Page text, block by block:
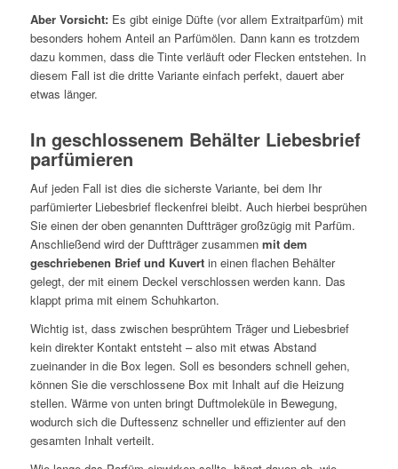
Aber Vorsicht:Es gibt einige Düfte (vor allem Extraitparfüm) mit
besonders hohem Anteil an Parfümölen. Dann kann es trotzdem
dazu kommen, dass die Tinte verläuft oder Flecken entstehen. In
diesem Fall ist die dritte Variante einfach perfekt, dauert aber
etwas länger.
In geschlossenem Behälter Liebesbrief
parfümieren
Auf jeden Fall ist dies die sicherste Variante, bei dem Ihr
parfümierter Liebesbrief fleckenfrei bleibt. Auch hierbei besprühen
Sie einen der oben genannten Duftträger großzügig mit Parfüm.
Anschließend wird der Duftträger zusammen mit dem
geschriebenen Brief und Kuvertin einen flachen Behälter
gelegt, der mit einem Deckel verschlossen werden kann. Das
klappt prima mit einem Schuhkarton.
Wichtig ist, dass zwischen besprühtem Träger und Liebesbrief
kein direkter Kontakt entsteht – also mit etwas Abstand
zueinander in die Box legen. Soll es besonders schnell gehen,
können Sie die verschlossene Box mit Inhalt auf die Heizung
stellen. Wärme von unten bringt Duftmoleküle in Bewegung,
wodurch sich die Duftessenz schneller und effizienter auf den
gesamten Inhalt verteilt.